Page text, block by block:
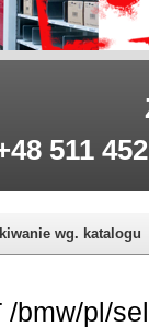
511
wg. katalogu